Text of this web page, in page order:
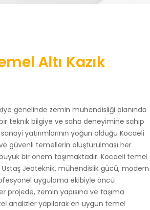
Altı Kazık
genelinde zemin mühendisliği alanında
teknik bilgiye ve saha deneyimine sahip
yatırımlarının yoğun olduğu Kocaeli
güvenli temellerin oluşturulması her
bir önem taşımaktadır. Kocaeli temel
Ustaş Jeoteknik, mühendislik gücü, modern
uygulama ekibiyle öncü
projede, zemin yapısına ve taşıma
analizler yapılarak en uygun temel